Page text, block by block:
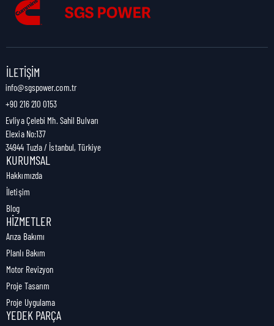
Nakliye Ağırlığı:
İLETIŞIM
info@sgspower.com.tr
+90 216 210 0153
Evliya Çelebi Mh. Sahil Bulvarı
Elexia No:137
34944 Tuzla / İstanbul, Türkiye
KURUMSAL
Hakkımızda
İletişim
Blog
HIZMETLER
Arıza Bakımı
Planlı Bakım
Motor Revizyon
Proje Tasarım
Proje Uygulama
YEDEK PARÇA